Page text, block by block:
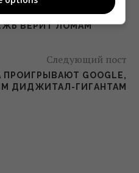
ВЕРИТ ЛОМАМ
Следующий пост
GOOGLE,
ДИДЖИТАЛ-ГИГАНТАМ